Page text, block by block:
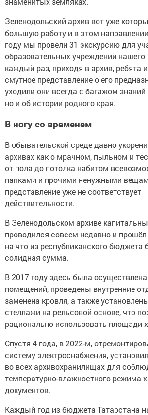
Зеленодольский архив вот уже
большую работу и в этом
году мы провели 31 экскурсию для
образовательных учреждений нашего
каждый раз, приходя в архив, ребята
смутное представление о его
уходили они всегда с багажом знаний
но и об истории родного края.
В ногу со временем
В обывательской среде давно
архивах как о мрачном, пыльном и
от пола до потолка набитом
папками и прочими ненужными
представление уже не соответствует
действительности.
В Зеленодольском архиве
проводился совсем недавно и прошёл
на что из республиканского бюджета
солидная сумма.
В 2017 году здесь была
помещений, проведены внутренние
заменена кровля, а также
стеллажи на рельсовой основе, что
рационально использовать площади
Спустя 4 года, в 2022-м,
систему электроснабжения,
во всех архивохранилищах для
температурно-влажностного режима
документов.
Каждый год из бюджета Татарстана